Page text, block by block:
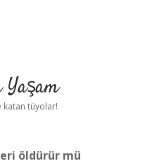
katan tüyolar!
öldürür mü